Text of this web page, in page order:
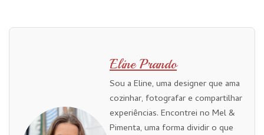
Eline Prando
Sou a Eline, uma designer que ama
cozinhar, fotografar e compartilhar
experiências. Encontrei no Mel &
Pimenta, uma forma dividir o que